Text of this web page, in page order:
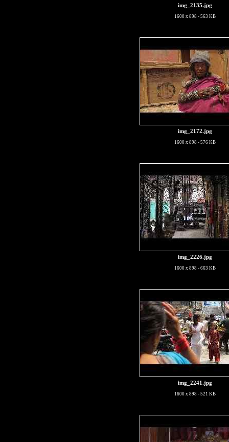
img_2135.jpg
1600 x 898 - 563 KB
img_2172.jpg
1600 x 898 - 576 KB
img_2226.jpg
1600 x 898 - 663 KB
img_2241.jpg
1600 x 898 - 521 KB